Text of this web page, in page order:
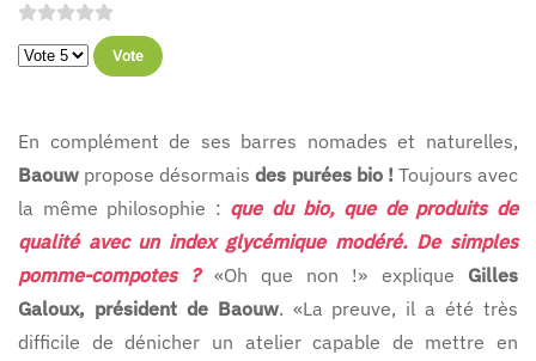
Veuillez voter
En complément de ses barres nomades et naturelles,
Baouw propose désormaisdes purées bio !Toujours avec
la même philosophie : que du bio, que de produits de
qualité avec un index glycémique modéré. De simples
pomme-compotes ?«Oh que non !» explique Gilles
Galoux, président de Baouw. «La preuve, il a été très
difficile de dénicher un atelier capable de mettre en